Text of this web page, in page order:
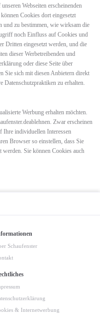
Webseiten erscheinenden
Cookies dort eingesetzt
und zu bestimmen, wie wirksam die
noch Einfluss auf Cookies und
Dritten eingesetzt werden, und die
dieser Werbetreibenden und
oder diese Seite über
Sie sich mit diesen Anbietern direkt
zu erhalten.
Werbung erhalten möchten.
Zwar erscheinen
Ihre individuellen Interessen
Browser so einstellen, dass Sie
werden. Sie können Cookies auch
Schaufenster
& Internetwerbung